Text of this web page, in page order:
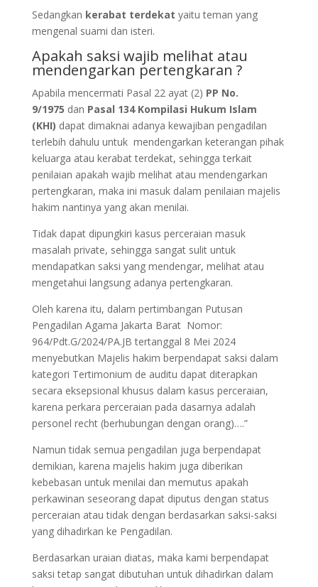
Sedangkan kerabat terdekat yaitu teman yang
mengenal suami dan isteri.
Apakah saksi wajib melihat atau
mendengarkan pertengkaran ?
Apabila mencermati Pasal 22 ayat (2) PP No.
9/1975 dan Pasal 134 Kompilasi Hukum Islam
(KHI) dapat dimaknai adanya kewajiban pengadilan
terlebih dahulu untuk mendengarkan keterangan pihak
keluarga atau kerabat terdekat, sehingga terkait
penilaian apakah wajib melihat atau mendengarkan
pertengkaran, maka ini masuk dalam penilaian majelis
hakim nantinya yang akan menilai.
Tidak dapat dipungkiri kasus perceraian masuk
masalah private, sehingga sangat sulit untuk
mendapatkan saksi yang mendengar, melihat atau
mengetahui langsung adanya pertengkaran.
Oleh karena itu, dalam pertimbangan Putusan
Pengadilan Agama Jakarta Barat Nomor:
964/Pdt.G/2024/PA.JB tertanggal 8 Mei 2024
menyebutkan Majelis hakim berpendapat saksi dalam
kategori Tertimonium de auditu dapat diterapkan
secara eksepsional khusus dalam kasus perceraian,
karena perkara perceraian pada dasarnya adalah
personel recht (berhubungan dengan orang)….”
Namun tidak semua pengadilan juga berpendapat
demikian, karena majelis hakim juga diberikan
kebebasan untuk menilai dan memutus apakah
perkawinan seseorang dapat diputus dengan status
perceraian atau tidak dengan berdasarkan saksi-saksi
yang dihadirkan ke Pengadilan.
Berdasarkan uraian diatas, maka kami berpendapat
saksi tetap sangat dibutuhan untuk dihadirkan dalam